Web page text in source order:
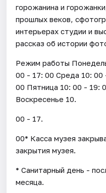
горожанина и
прошлых веков,
интерьерах студии и
рассказ об истории
Режим работы
00 - 17: 00 Среда 10: 00
00 Пятница 10: 00 - 19:
Воскресенье 10.
00 - 17.
00* Касса музея
закрытия музея.
* Санитарный день -
месяца.